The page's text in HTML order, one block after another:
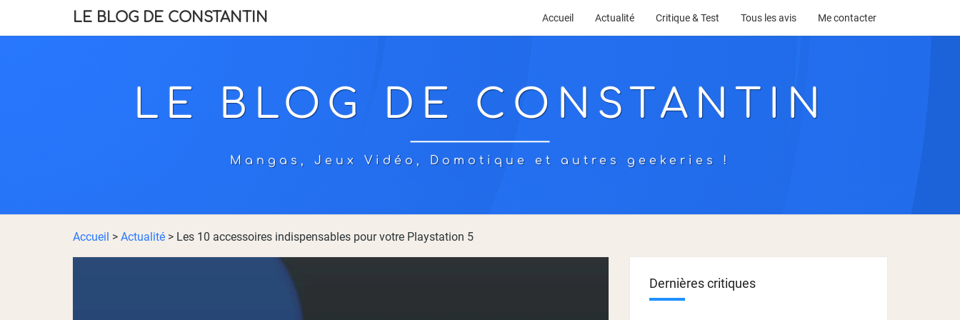
LE BLOG DE CONSTANTIN Accueil Actualité Critique & Test Tous les avis Me contacter
LE BLOG DE CONSTANTIN
Mangas, Jeux Vidéo, Domotique et autres geekeries !
Accueil > Actualité > Les 10 accessoires indispensables pour votre Playstation 5
Dernières critiques